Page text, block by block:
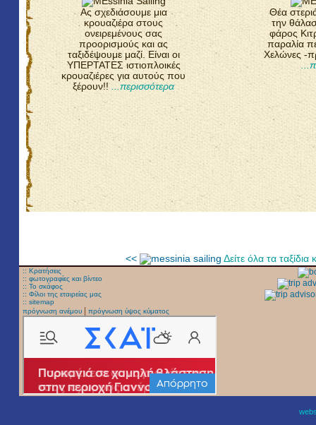
Ας σχεδιάσουμε μια
κρουαζιέρα στους
ονειρεμένους σας
προορισμούς και ας
ταξιδέψουμε μαζί. Είναι οι
ΥΠΕΡΤΑΤΕΣ ιστιοπλοικές
κρουαζιέρες για αυτούς που
ξέρουν!!
...περισσότερα
Θέα
την
φάρος
παραλία
Χελώνες -
<< Δείτε όλα τα
:: Κρατήσεις
:: φωτογραφίες και βίντεο
:: Το σκάφος
:: Φίλοι της εταιρείας μας
:: sitemap
πρόγνωση ανέμου |πρόγνωση ύψος κύματος